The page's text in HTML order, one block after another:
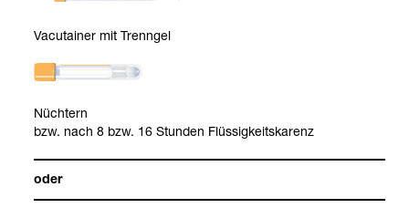
Vacu­tai­ner mit Trenn­gel
Nüch­tern
bzw. nach 8 bzw. 16 Stun­den Flüs­sig­keits­ka­renz
oder